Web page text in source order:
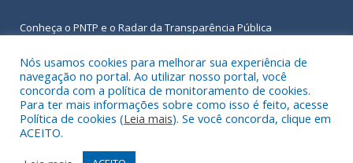
Conheça o PNTP e o Radar da Transparência Pública
Todos os direitos reservados a Prefeitura Municipal de Igarapé-
Açu.
Nós usamos cookies para melhorar sua experiência de
navegação no portal. Ao utilizar nosso portal, você
concorda com a política de monitoramento de cookies.
Para ter mais informações sobre como isso é feito, acesse
Política de cookies (Leia mais). Se você concorda, clique em
ACEITO.